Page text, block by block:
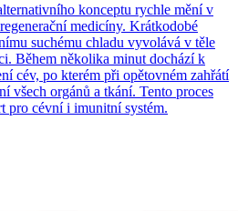
konceptu rychle mění v
medicíny. Krátkodobé
suchému chladu vyvolává v těle
Během několika minut dochází k
cév, po kterém při opětovném zahřátí
všech orgánů a tkání. Tento proces
pro cévní i imunitní systém.